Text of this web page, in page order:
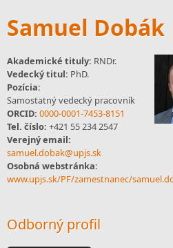
Samuel Dobák
Akademické tituly: RNDr.
Vedecký titul: PhD.
Pozícia:
Samostatný vedecký pracovník
ORCID: 0000-0001-7453-8151
Tel. číslo: +421 55 234 2547
Verejný email:
samuel.dobak@upjs.sk
Osobná webstránka:
www.upjs.sk/PF/zamestnanec/
Odborný profil